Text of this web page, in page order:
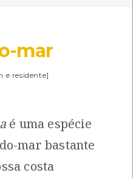
mar
e residente]
é uma espécie
mar bastante
costa